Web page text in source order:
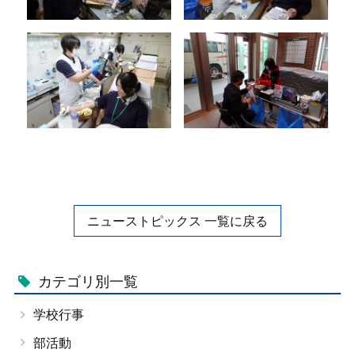
ニューストピックス 一覧に戻る
カテゴリ別一覧
学校行事
部活動